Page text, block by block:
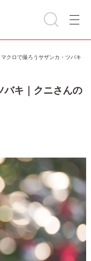
マクロで撮ろうサザンカ・ツバキ
バキ｜クニさんの